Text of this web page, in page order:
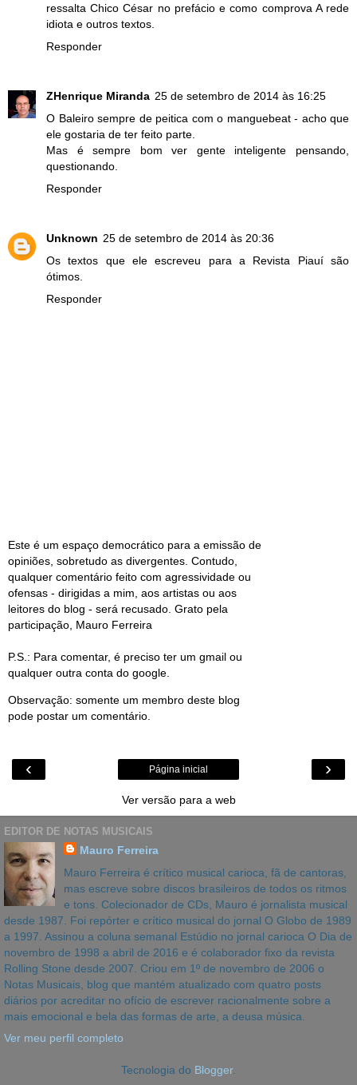
ressalta Chico César no prefácio e como comprova A rede
idiota e outros textos.
Responder
ZHenrique Miranda 25 de setembro de 2014 às 16:25
O Baleiro sempre de peitica com o manguebeat - acho que
ele gostaria de ter feito parte.
Mas é sempre bom ver gente inteligente pensando,
questionando.
Responder
Unknown 25 de setembro de 2014 às 20:36
Os textos que ele escreveu para a Revista Piauí são
ótimos.
Responder
Este é um espaço democrático para a emissão de
opiniões, sobretudo as divergentes. Contudo,
qualquer comentário feito com agressividade ou
ofensas - dirigidas a mim, aos artistas ou aos
leitores do blog - será recusado. Grato pela
participação, Mauro Ferreira
P.S.: Para comentar, é preciso ter um gmail ou
qualquer outra conta do google.
Observação: somente um membro deste blog
pode postar um comentário.
‹ ›
Página inicial
Ver versão para a web
EDITOR DE NOTAS MUSICAIS
Mauro Ferreira
Mauro Ferreira é crítico musical carioca, fã de cantoras,
mas escreve sobre discos brasileiros de todos os ritmos
e tons. Colecionador de CDs, Mauro é jornalista musical
desde 1987. Foi repórter e crítico musical do jornal O Globo de 1989
a 1997. Assinou a coluna semanal Estúdio no jornal carioca O Dia de
novembro de 1998 a abril de 2016 e é colaborador fixo da revista
Rolling Stone desde 2007. Criou em 1º de novembro de 2006 o
Notas Musicais, blog que mantém atualizado com quatro posts
diários por acreditar no ofício de escrever racionalmente sobre a
mais emocional e bela das formas de arte, a deusa música.
Ver meu perfil completo
Tecnologia do Blogger.